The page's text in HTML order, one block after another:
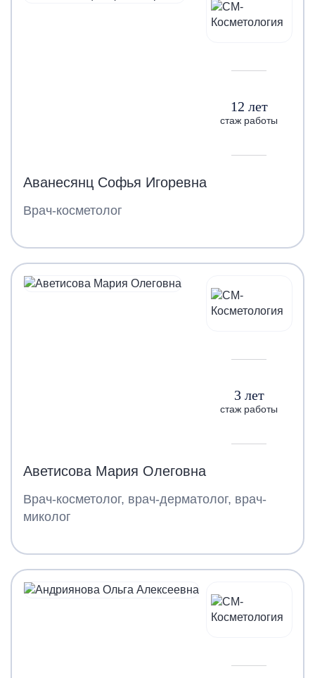
12 лет
стаж работы
Аванесянц Софья Игоревна
Врач-косметолог
3 лет
стаж работы
Аветисова Мария Олеговна
Врач-косметолог, врач-дерматолог, врач-
миколог